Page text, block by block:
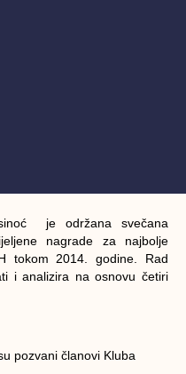
je održana svečana
nagrade za najbolje
tokom 2014. godine. Rad
i analizira na osnovu četiri
pozvani članovi Kluba